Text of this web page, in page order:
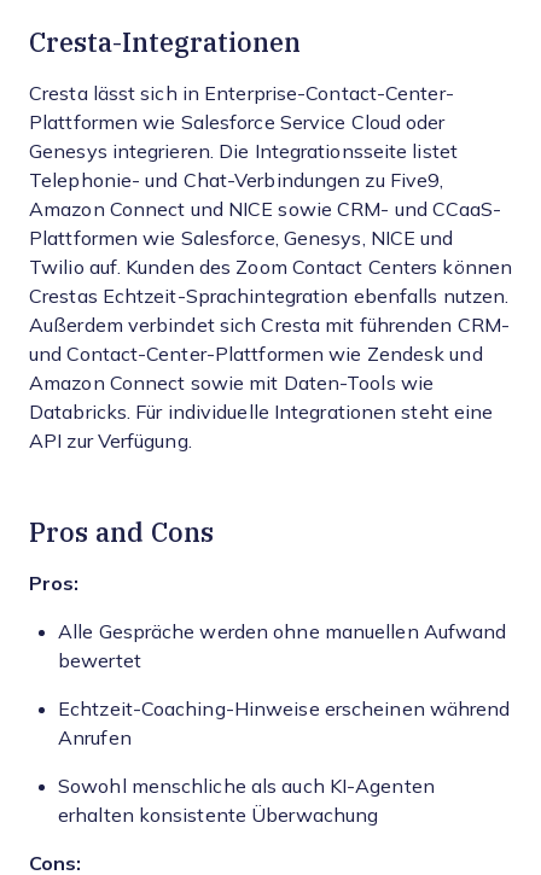
Cresta-Integrationen
Cresta lässt sich in Enterprise-Contact-Center-
Plattformen wie Salesforce Service Cloud oder
Genesys integrieren. Die Integrationsseite listet
Telephonie- und Chat-Verbindungen zu Five9,
Amazon Connect und NICE sowie CRM- und CCaaS-
Plattformen wie Salesforce, Genesys, NICE und
Twilio auf. Kunden des Zoom Contact Centers können
Crestas Echtzeit-Sprachintegration ebenfalls nutzen.
Außerdem verbindet sich Cresta mit führenden CRM-
und Contact-Center-Plattformen wie Zendesk und
Amazon Connect sowie mit Daten-Tools wie
Databricks. Für individuelle Integrationen steht eine
API zur Verfügung.
Pros and Cons
Pros:
Alle Gespräche werden ohne manuellen Aufwand
bewertet
Echtzeit-Coaching-Hinweise erscheinen während
Anrufen
Sowohl menschliche als auch KI-Agenten
erhalten konsistente Überwachung
Cons: